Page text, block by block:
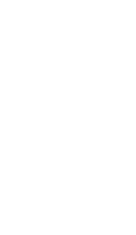
pháp luật quy
tổ chức phối
quả 06 năm
quyết số 19-
nhân dịp kỷ
truyền
28/8/2023)
gợi ý trả lời Hội